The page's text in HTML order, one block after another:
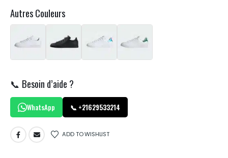
Autres Couleurs
📞 Besoin d’aide ?
WhatsApp 📞 +21629533214
ADD TO WISHLIST